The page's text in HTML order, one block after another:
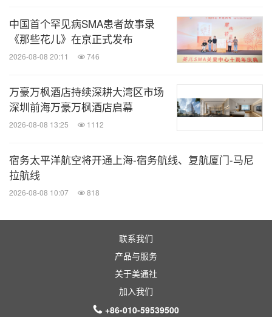
先掀起“高智穿搭”风潮，成为众多时尚博主与潮流人
士的穿搭焦点，在社交平台上持续引发热议，再次巩
FILA 始终以超前视野捕捉风格与功能演变。以品牌
百年运动时尚积淀为基底，FILA VETTA 系列以“智酷
到底”精神连接时尚日常，为那些在潮流中保持独立
中国首个罕见病SMA患者故事录
《那些花儿》在京正式发布
2026-08-08 20:11 746
万豪万枫酒店持续深耕大湾区市场
深圳前海万豪万枫酒店启幕
2026-08-08 13:25 1112
宿务太平洋航空将开通上海-宿务航线、复航厦门-马尼
拉航线
2026-08-08 10:07 818
联系我们
产品与服务
关于美通社
加入我们
+86-010-59539500